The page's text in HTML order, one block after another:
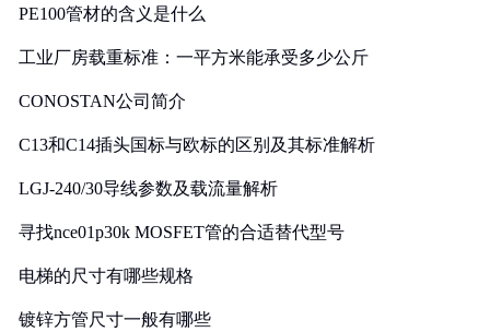
PE100管材的含义是什么
工业厂房载重标准：一平方米能承受多少公斤
CONOSTAN公司简介
C13和C14插头国标与欧标的区别及其标准解析
LGJ-240/30导线参数及载流量解析
寻找nce01p30k MOSFET管的合适替代型号
电梯的尺寸有哪些规格
镀锌方管尺寸一般有哪些